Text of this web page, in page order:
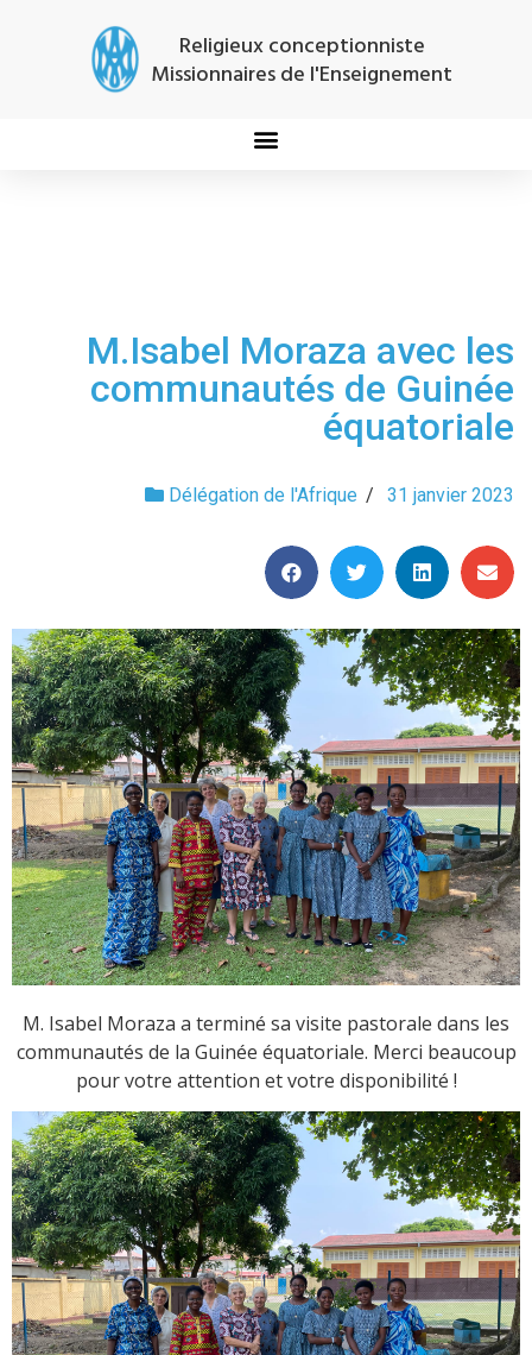
Religieux conceptionniste
Missionnaires de l'Enseignement
M.Isabel Moraza avec les
communautés de Guinée
équatoriale
Délégation de l'Afrique / 31 janvier 2023
M. Isabel Moraza a terminé sa visite pastorale dans les
communautés de la Guinée équatoriale. Merci beaucoup
pour votre attention et votre disponibilité !